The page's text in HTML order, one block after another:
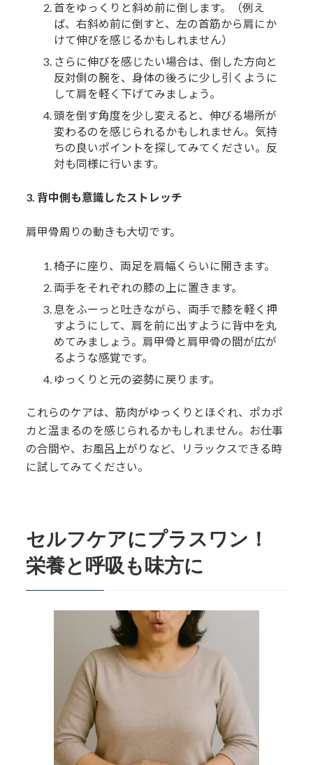
首をゆっくりと斜め前に倒します。（例え
ば、右斜め前に倒すと、左の首筋から肩にか
けて伸びを感じるかもしれません）
さらに伸びを感じたい場合は、倒した方向と
反対側の腕を、身体の後ろに少し引くように
して肩を軽く下げてみましょう。
頭を倒す角度を少し変えると、伸びる場所が
変わるのを感じられるかもしれません。気持
ちの良いポイントを探してみてください。反
対も同様に行います。
3. 背中側も意識したストレッチ
肩甲骨周りの動きも大切です。
椅子に座り、両足を肩幅くらいに開きます。
両手をそれぞれの膝の上に置きます。
息をふーっと吐きながら、両手で膝を軽く押
すようにして、肩を前に出すように背中を丸
めてみましょう。肩甲骨と肩甲骨の間が広が
るような感覚です。
ゆっくりと元の姿勢に戻ります。
これらのケアは、筋肉がゆっくりとほぐれ、ポカポ
カと温まるのを感じられるかもしれません。お仕事
の合間や、お風呂上がりなど、リラックスできる時
に試してみてください。
セルフケアにプラスワン！
栄養と呼吸も味方に